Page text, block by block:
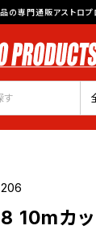
の専門通販アストロプ
10mカ